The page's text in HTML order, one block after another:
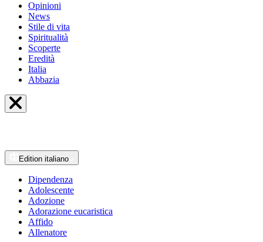
Opinioni
News
Stile di vita
Spiritualità
Scoperte
Eredità
Italia
Abbazia
Edition italiano
Dipendenza
Adolescente
Adozione
Adorazione eucaristica
Affido
Allenatore